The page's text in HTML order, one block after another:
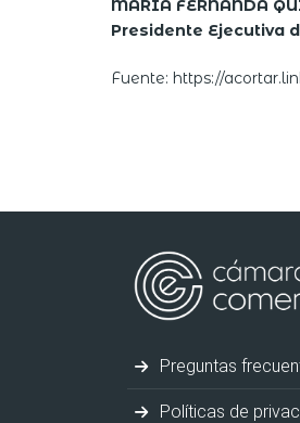
MARÍA FERNANDA
Presidente Ejecutiva
Fuente: https://
Preguntas
Políticas de